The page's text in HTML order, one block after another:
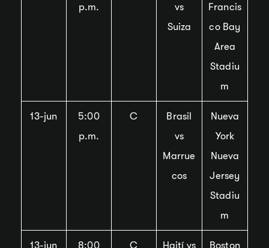
p.m.
vs
Suiza
Francis
co Bay
Area
Stadiu
m
13-jun
5:00
p.m.
C
Brasil
vs
Marrue
cos
Nueva
York
Nueva
Jersey
Stadiu
m
13-jun
8:00
C
Haití vs
Boston